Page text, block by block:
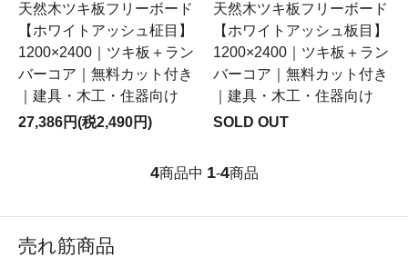
天然木ツキ板フリーボード
【ホワイトアッシュ柾目】
1200×2400｜ツキ板＋ラン
バーコア｜無料カット付き
｜建具・木工・住器向け
27,386円(税2,490円)
天然木ツキ板フリーボード
【ホワイトアッシュ板目】
1200×2400｜ツキ板＋ラン
バーコア｜無料カット付き
｜建具・木工・住器向け
SOLD OUT
4商品中 1-4商品
売れ筋商品